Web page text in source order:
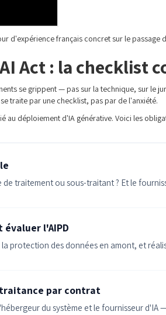
d'expérience français concret sur le
AI Act : la
se grippent — pas sur la technique, sur le
traite par une checklist, pas par de l'anxiété.
au déploiement d'IA générative. Voici les
de traitement ou sous-traitant ? Et le
évaluer l'AIPD
protection des données en amont, et
par contrat
du système et le fournisseur d'IA